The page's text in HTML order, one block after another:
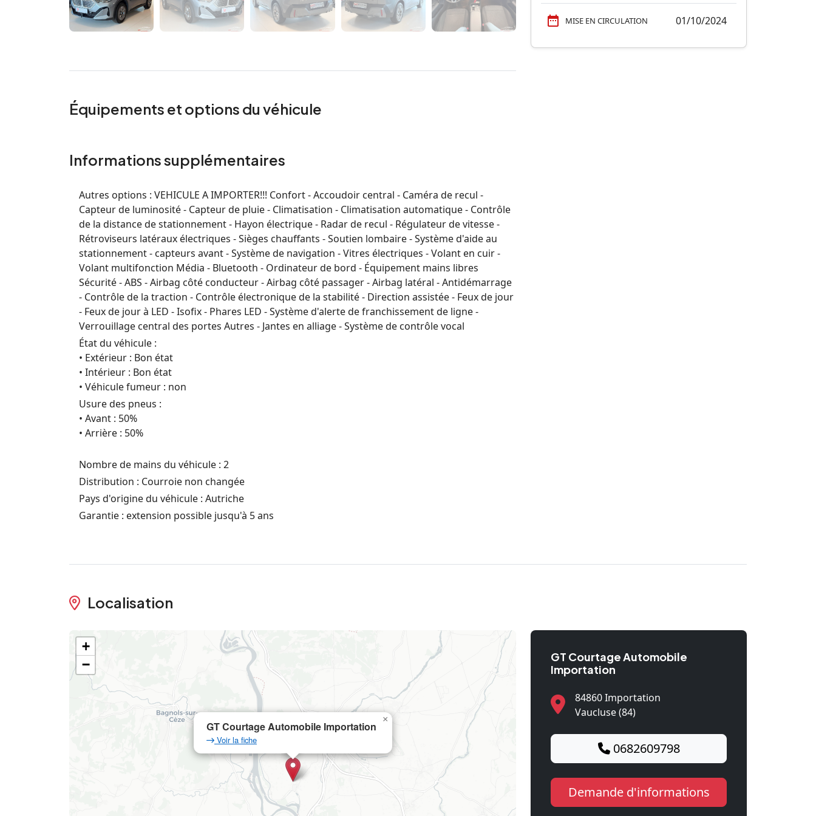
Équipements et options du véhicule
Informations supplémentaires
Autres options : VEHICULE A IMPORTER!!! Confort - Accoudoir central - Caméra de recul -
Capteur de luminosité - Capteur de pluie - Climatisation - Climatisation automatique - Contrôle
de la distance de stationnement - Hayon électrique - Radar de recul - Régulateur de vitesse -
Rétroviseurs latéraux électriques - Sièges chauffants - Soutien lombaire - Système d'aide au
stationnement - capteurs avant - Système de navigation - Vitres électriques - Volant en cuir -
Volant multifonction Média - Bluetooth - Ordinateur de bord - Équipement mains libres
Sécurité - ABS - Airbag côté conducteur - Airbag côté passager - Airbag latéral - Antidémarrage
- Contrôle de la traction - Contrôle électronique de la stabilité - Direction assistée - Feux de jour
- Feux de jour à LED - Isofix - Phares LED - Système d'alerte de franchissement de ligne -
Verrouillage central des portes Autres - Jantes en alliage - Système de contrôle vocal
État du véhicule :
• Extérieur : Bon état
• Intérieur : Bon état
• Véhicule fumeur : non
Usure des pneus :
• Avant : 50%
• Arrière : 50%
Nombre de mains du véhicule : 2
Distribution : Courroie non changée
Pays d'origine du véhicule : Autriche
Garantie : extension possible jusqu'à 5 ans
MISE EN CIRCULATION 01/10/2024
Localisation
GT Courtage Automobile Importation
Voir la fiche
×
+
−
GT Courtage Automobile
Importation
84860 Importation
Vaucluse (84)
0682609798
Demande d'informations